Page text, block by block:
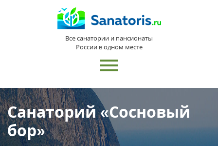
Все санатории и пансионаты
России в одном месте
Санаторий «Сосновый
бор»